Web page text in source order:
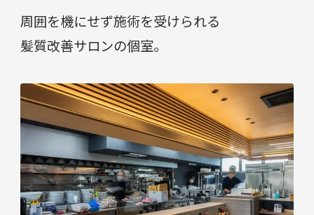
周囲を機にせず施術を受けられる
髪質改善サロンの個室。